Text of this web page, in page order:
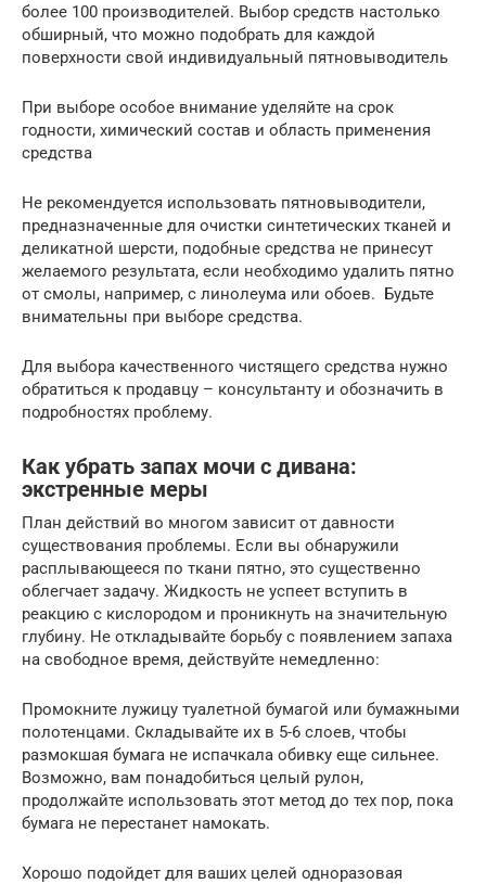
более 100 производителей. Выбор средств настолько
обширный, что можно подобрать для каждой
поверхности свой индивидуальный пятновыводитель
При выборе особое внимание уделяйте на срок
годности, химический состав и область применения
средства
Не рекомендуется использовать пятновыводители,
предназначенные для очистки синтетических тканей и
деликатной шерсти, подобные средства не принесут
желаемого результата, если необходимо удалить пятно
от смолы, например, с линолеума или обоев. Будьте
внимательны при выборе средства.
Для выбора качественного чистящего средства нужно
обратиться к продавцу – консультанту и обозначить в
подробностях проблему.
Как убрать запах мочи с дивана:
экстренные меры
План действий во многом зависит от давности
существования проблемы. Если вы обнаружили
расплывающееся по ткани пятно, это существенно
облегчает задачу. Жидкость не успеет вступить в
реакцию с кислородом и проникнуть на значительную
глубину. Не откладывайте борьбу с появлением запаха
на свободное время, действуйте немедленно:
Промокните лужицу туалетной бумагой или бумажными
полотенцами. Складывайте их в 5-6 слоев, чтобы
размокшая бумага не испачкала обивку еще сильнее.
Возможно, вам понадобиться целый рулон,
продолжайте использовать этот метод до тех пор, пока
бумага не перестанет намокать.
Хорошо подойдет для ваших целей одноразовая